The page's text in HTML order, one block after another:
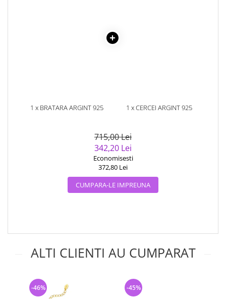
1 x BRATARA ARGINT 925
1 x CERCEI ARGINT 925
715,00 Lei
342,20 Lei
Economisesti
372,80 Lei
CUMPARA-LE IMPREUNA
ALTI CLIENTI AU CUMPARAT
-46% -45%